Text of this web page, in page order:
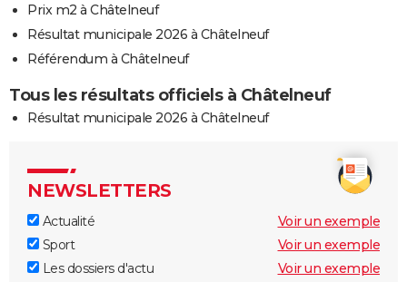
Prix m2 à Châtelneuf
Résultat municipale 2026 à Châtelneuf
Référendum à Châtelneuf
Tous les résultats officiels à Châtelneuf
Résultat municipale 2026 à Châtelneuf
NEWSLETTERS
Actualité
Voir un exemple
Sport
Voir un exemple
Les dossiers d'actu
Voir un exemple